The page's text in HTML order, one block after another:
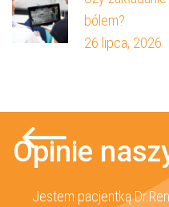
bólem?
26 lipca, 2026
Opinie
Jestem pacjentką